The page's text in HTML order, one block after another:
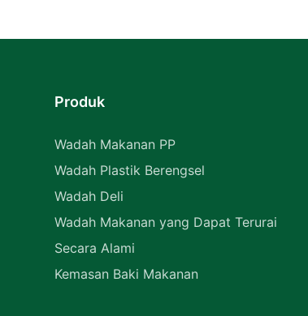
Produk
Wadah Makanan PP
Wadah Plastik Berengsel
Wadah Deli
Wadah Makanan yang Dapat Terurai
Secara Alami
Kemasan Baki Makanan